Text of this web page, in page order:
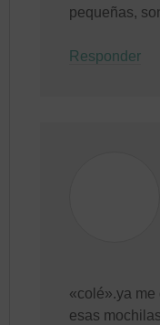
pequeñas,
Responder
«colé».ya me
esas